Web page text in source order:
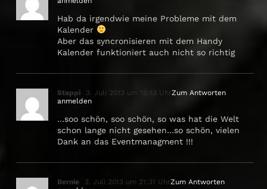
Hab da irgendwie meine Probleme mit dem
Kalender
Aber das syncronisieren mit dem Handy
Kalender funktioniert auch nicht so richtig
Stappi 3. Juli 2013 um 15:13 UhrZum Antworten
anmelden
…soo schön, soo schön, so was hat die Welt
schon lange nicht gesehen…so schön, vielen
Dank an das Eventmanagment !!!
Bernie 3. Juli 2013 um 21:31 UhrZum Antworten